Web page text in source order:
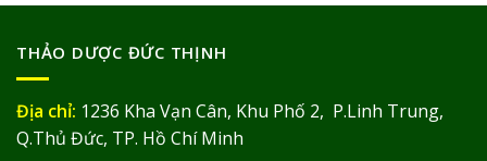
THẢO DƯỢC ĐỨC THỊNH
Địa chỉ: 1236 Kha Vạn Cân, Khu Phố 2, P.Linh Trung,
Q.Thủ Đức, TP. Hồ Chí Minh